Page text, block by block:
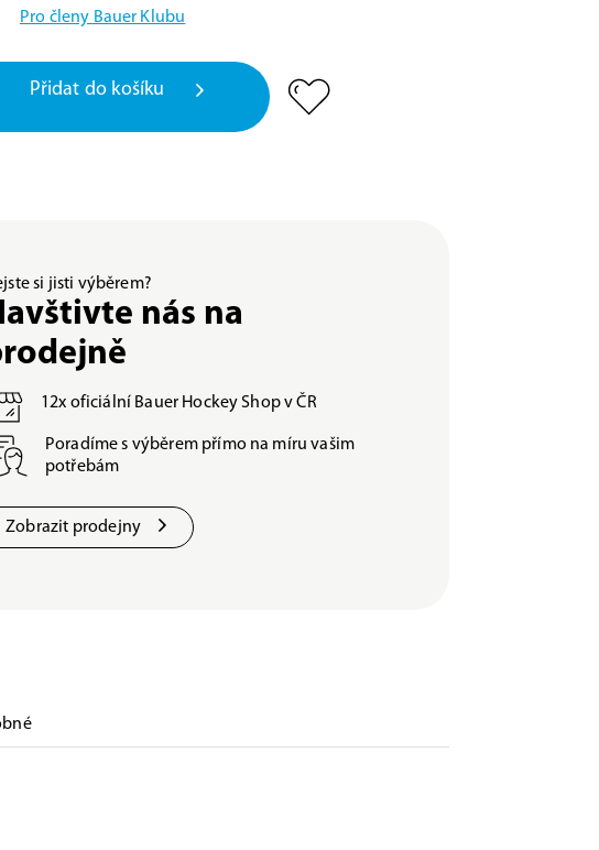
Pro členy Bauer Klubu
Přidat do košíku
si jisti výběrem?
nás na
12x oficiální Bauer Hockey Shop v ČR
Poradíme s výběrem přímo na míru vašim
potřebám
Zobrazit prodejny